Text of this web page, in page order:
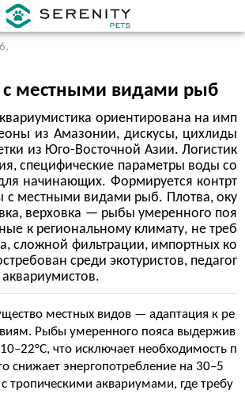
,
местными видами рыб
ориентирована на имп
из Амазонии, дискусы, цихлиды
из Юго-Восточной Азии. Логистик
специфические параметры воды со
начинающих. Формируется контрт
с местными видами рыб. Плотва, оку
верховка — рыбы умеренного поя
к региональному климату, не треб
сложной фильтрации, импортных ко
среди экотуристов, педагог
местных видов — адаптация к ре
Рыбы умеренного пояса выдержив
что исключает необходимость п
снижает энергопотребление на 30–5
тропическими аквариумами, где требу